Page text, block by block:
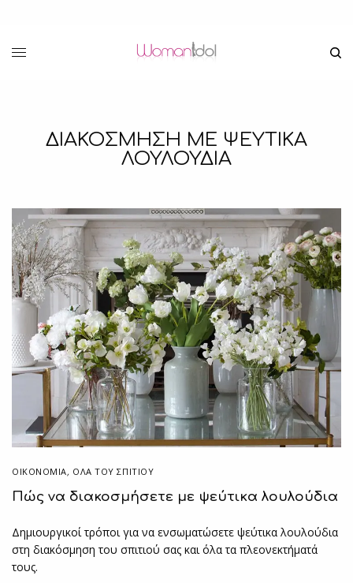
ΔΙΑΚΟΣΜΗΣΗ ΜΕ ΨΕΥΤΙΚΑ
ΛΟΥΛΟΥΔΙΑ
ΟΙΚΟΝΟΜΙΑ, ΌΛΑ ΤΟΥ ΣΠΙΤΙΟΥ
Πώς να διακοσμήσετε με ψεύτικα λουλούδια
Δημιουργικοί τρόποι για να ενσωματώσετε ψεύτικα λουλούδια
στη διακόσμηση του σπιτιού σας και όλα τα πλεονεκτήματά
τους.